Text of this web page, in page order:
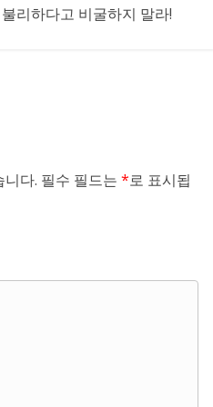
리하다고 비굴하지 말라!
다. 필수 필드는 *로 표시됩